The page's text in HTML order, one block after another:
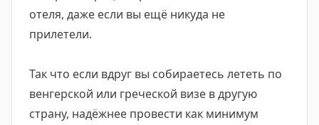
отеля, даже если вы ещё никуда не
прилетели.
Так что если вдруг вы собираетесь лететь по
венгерской или греческой визе в другую
страну, надёжнее провести как минимум